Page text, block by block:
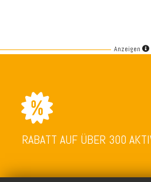
Anzeigen
RABATT AUF ÜBER 300